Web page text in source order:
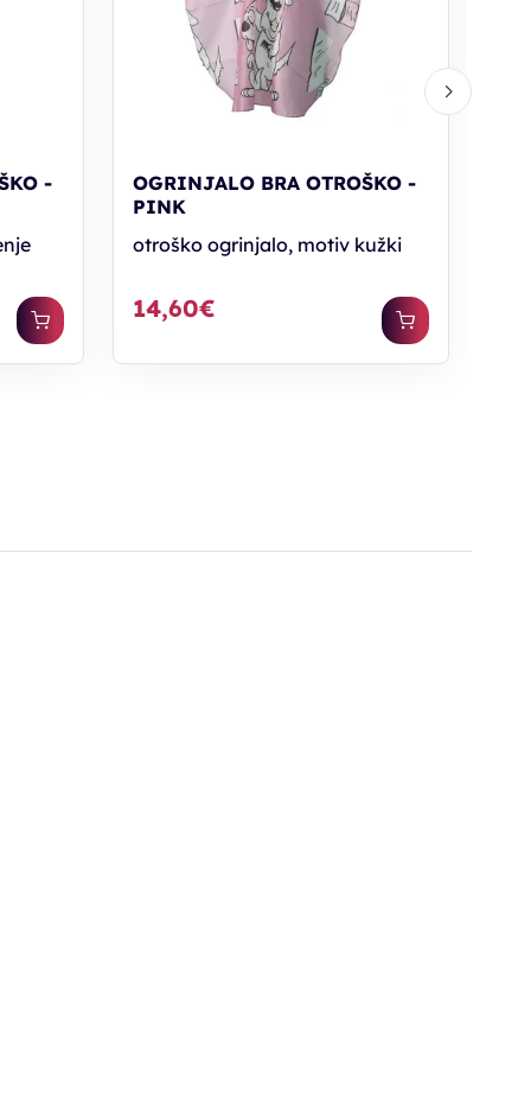
-
OGRINJALO BRA OTROŠKO -
PINK
otroško ogrinjalo, motiv kužki
14,60€